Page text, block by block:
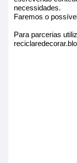
necessidades.
Faremos o
Para parcerias